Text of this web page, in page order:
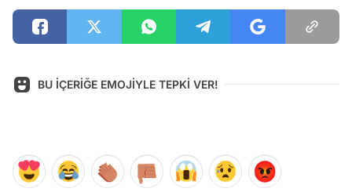
BU İÇERİĞE EMOJİYLE TEPKİ VER!